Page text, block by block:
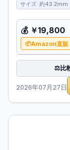
サイズ: 約
💰 ￥19,800
Amazon直販
⚖️比
2026年07月27日